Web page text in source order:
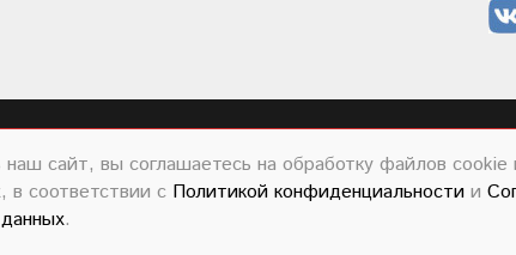
INTORQ в России
сайт, вы соглашаетесь на обработку файлов cookie
в соответствии с Политикой конфиденциальностии
.